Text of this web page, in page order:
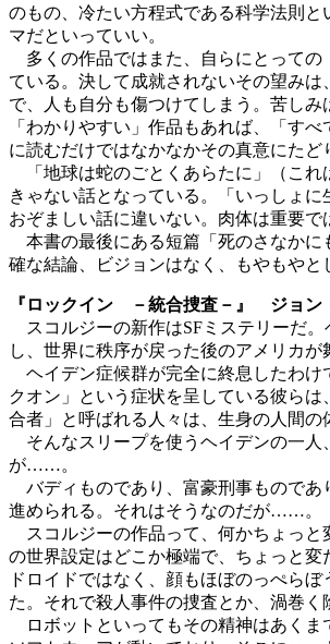
のもの、冷たい方程式である科学法則
マだといっていい。
多くの作品ではまた、自らにとっての
ている。決して成就されないその望み
で、人も自分も傷つけてしまう。苦し
「わかりやすい」作品もあれば、「す
に読むだけではなかなかその真意にたど
「地球は蛇のごとくあらたに」（これ
きゃない話となっている。「いっしょ
おぞましい話に違いない。肉体は重要
本書の最後にある短篇「死のさなかに
確な結論、ビジョンはなく、もやもやと
『ロックイン －統合捜査－』 ジョン
スコルジーの新作はSFミステリーだ。
し、世界に秩序が戻った後のアメリカが
ヘイデン症候群が完全に終息したわけ
クオン」という症状を呈している彼ら
合者」と呼ばれる人々は、生身の人間の
そんなスリープを使うヘイデンの一人
が……。
バディものであり、富豪刑事ものであ
進められる。それはそうなのだが……。
スコルジーの作品って、何かちょっと
の世界設定はどこか極端で、ちょっと
ドロイドではなく、顔もほぼのっぺら
た。それで殺人事件の捜査とか、渦巻く
ロボットといってもその精神はあくま